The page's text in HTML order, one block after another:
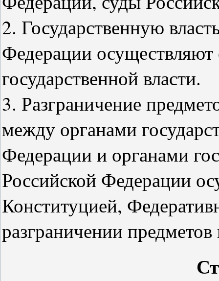
2. Государственную
Федерации
государственной власти.
3. Разграничение
между органами
Федерации и органами
Российской Федерации
Конституцией,
разграничении